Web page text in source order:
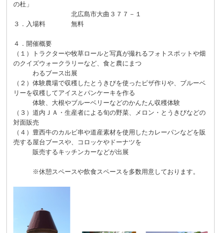
の杜」
北広島市大曲３７７－１
３．入場料 無料
４．開催概要
（１）トラクターや牧草ロールと写真が撮れるフォトスポットや畑
のクイズウォークラリーなど、食と農にまつ
わるブース出展
（２）体験農場で収穫したとうきびを使ったピザ作りや、ブルーベ
リーを収穫してアイスとパンケーキを作る
体験、大根やブルーベリーなどのかんたん収穫体験
（３）道内ＪＡ・生産者による旬の野菜、メロン・とうきびなどの
対面販売
（４）豊西牛のカルビ串や道産素材を使用したカレーパンなどを販
売する屋台ブースや、コロッケやドーナツを
販売するキッチンカーなどが出展
※休憩スペースや飲食スペースを多数用意しております。